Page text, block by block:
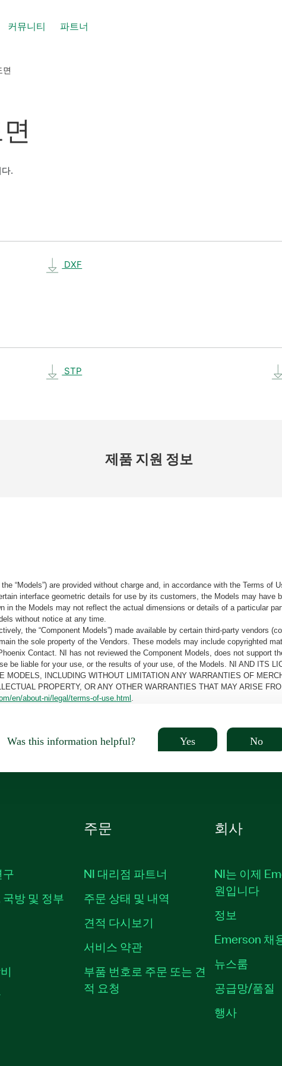
커뮤니티 파트너
면
.
DXF
STP
제품 지원 정보
“Models”) are provided without charge and, in accordance with the Terms of
interface geometric details for use by its customers, the Models may have
in the Models may not reflect the actual dimensions or details of a particular
without notice at any time.
the “Component Models”) made available by certain third-party vendors
the sole property of the Vendors. These models may include copyrighted
Contact. NI has not reviewed the Component Models, does not support
be liable for your use, or the results of your use, of the Models. NI AND ITS
INCLUDING WITHOUT LIMITATION ANY WARRANTIES OF
PROPERTY, OR ANY OTHER WARRANTIES THAT MAY ARISE
en/about-ni/legal/terms-of-use.html
Was this information helpful? Yes No
구
방 및 정부
주문
NI 대리점 파트너
주문 상태 및 내역
견적 다시보기
서비스 약관
부품 번호로 주문 또는 견
적 요청
회사
NI는 이제
원입니다
정보
Emerson 채
뉴스룸
공급망/품질
행사